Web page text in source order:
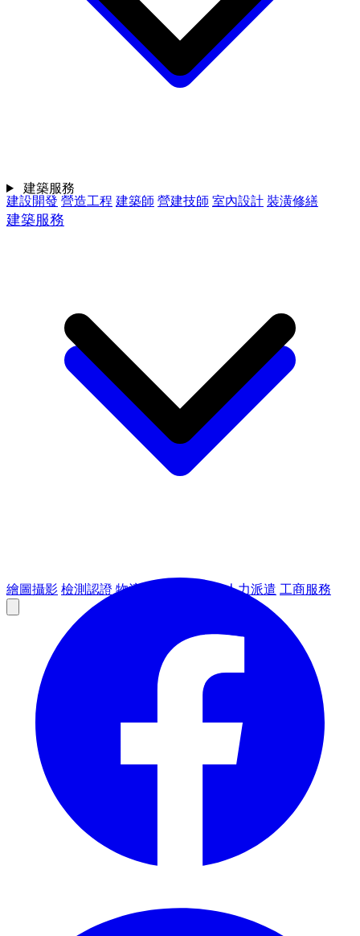
建設開發 營造工程 建築師 營建技師 室內設計 裝潢修繕
建築服務
繪圖攝影 檢測認證 物流倉儲 人力派遣 工商服務
建築服務